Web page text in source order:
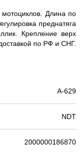
Длина по
преднатяга
Крепление верх
по РФ и СНГ.
A-629
NDT
2000000186870